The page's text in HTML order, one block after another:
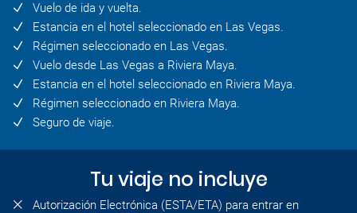
Vuelo de ida y vuelta.
Estancia en el hotel seleccionado en Las Vegas.
Régimen seleccionado en Las Vegas.
Vuelo desde Las Vegas a Riviera Maya.
Estancia en el hotel seleccionado en Riviera Maya.
Régimen seleccionado en Riviera Maya.
Seguro de viaje.
Tu viaje no incluye
Autorización Electrónica (ESTA/ETA) para entrar en